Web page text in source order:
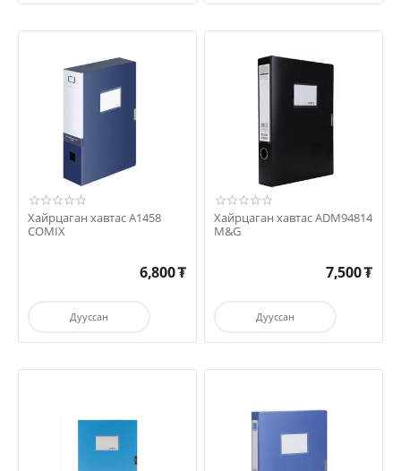
Хайрцаган хавтас A1458
COMIX
6,800₮
Дууссан
Хайрцаган хавтас ADM94814
M&G
7,500₮
Дууссан